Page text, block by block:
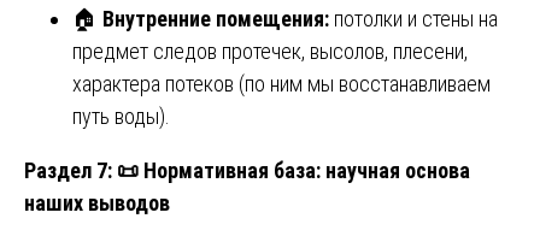
🏠 Внутренние помещения: потолки и стены на
предмет следов протечек, высолов, плесени,
характера потеков (по ним мы восстанавливаем
путь воды).
Раздел 7: 📜 Нормативная база: научная основа
наших выводов